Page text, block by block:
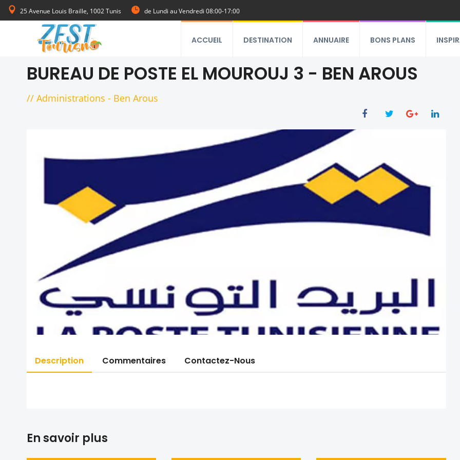
25 Avenue Louis Braille, 1002 Tunis de Lundi au Vendredi 08:00-17:00
ACCUEIL DESTINATION ANNUAIRE BONS PLANS
BUREAU DE POSTE EL MOUROUJ 3 - BEN AROUS
// Administrations - Ben Arous
Description Commentaires Contactez-Nous
En savoir plus